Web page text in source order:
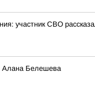
участник СВО
Алана Белешева